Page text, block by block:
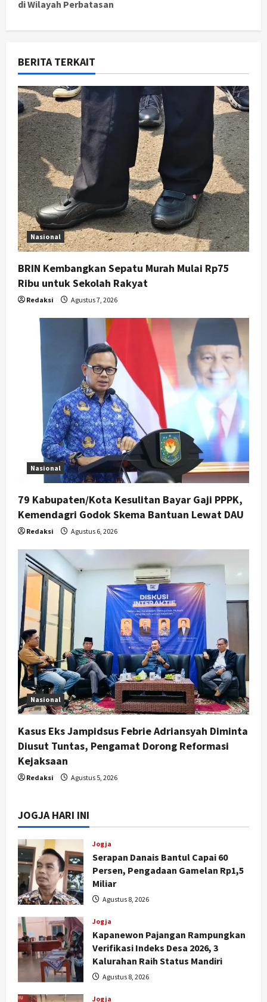
n
a
v
i
g
a
t
i
o
n
di Wilayah Perbatasan
BERITA TERKAIT
Nasional
BRIN Kembangkan Sepatu Murah Mulai Rp75
Ribu untuk Sekolah Rakyat
Redaksi Agustus 7, 2026
Nasional
79 Kabupaten/Kota Kesulitan Bayar Gaji PPPK,
Kemendagri Godok Skema Bantuan Lewat DAU
Redaksi Agustus 6, 2026
Nasional
Kasus Eks Jampidsus Febrie Adriansyah Diminta
Diusut Tuntas, Pengamat Dorong Reformasi
Kejaksaan
Redaksi Agustus 5, 2026
JOGJA HARI INI
Jogja
Serapan Danais Bantul Capai 60
Persen, Pengadaan Gamelan Rp1,5
Miliar
Agustus 8, 2026
Jogja
Kapanewon Pajangan Rampungkan
Verifikasi Indeks Desa 2026, 3
Kalurahan Raih Status Mandiri
Agustus 8, 2026
Jogja